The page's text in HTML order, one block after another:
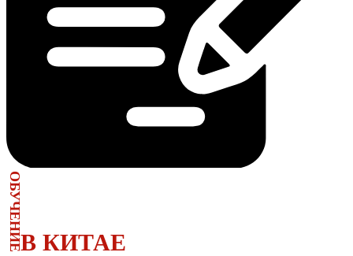
ОБУЧЕНИЕВ КИТАЕ